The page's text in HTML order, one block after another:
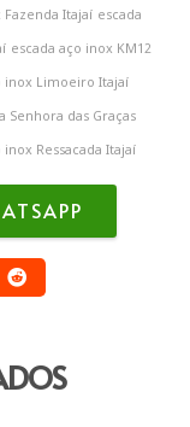
Fazenda Itajaí escada
escada aço inox KM12
inox Limoeiro Itajaí
Senhora das Graças
inox Ressacada Itajaí